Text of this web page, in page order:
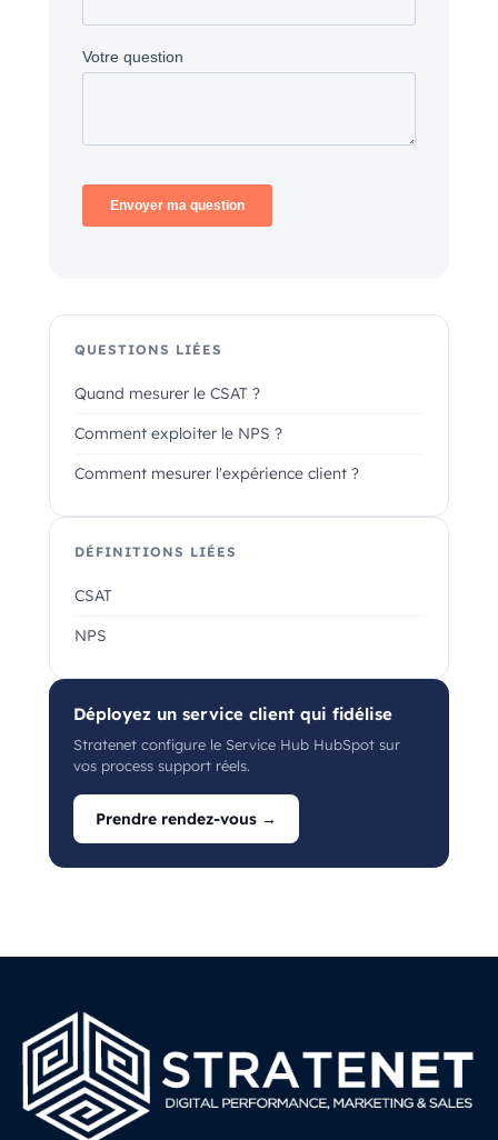
QUESTIONS LIÉES
Quand mesurer le CSAT ?
Comment exploiter le NPS ?
Comment mesurer l'expérience client ?
DÉFINITIONS LIÉES
CSAT
NPS
Déployez un service client qui fidélise
Stratenet configure le Service Hub HubSpot sur
vos process support réels.
Prendre rendez-vous →